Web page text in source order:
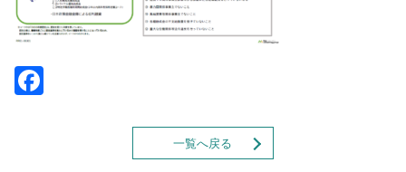
一覧へ戻る